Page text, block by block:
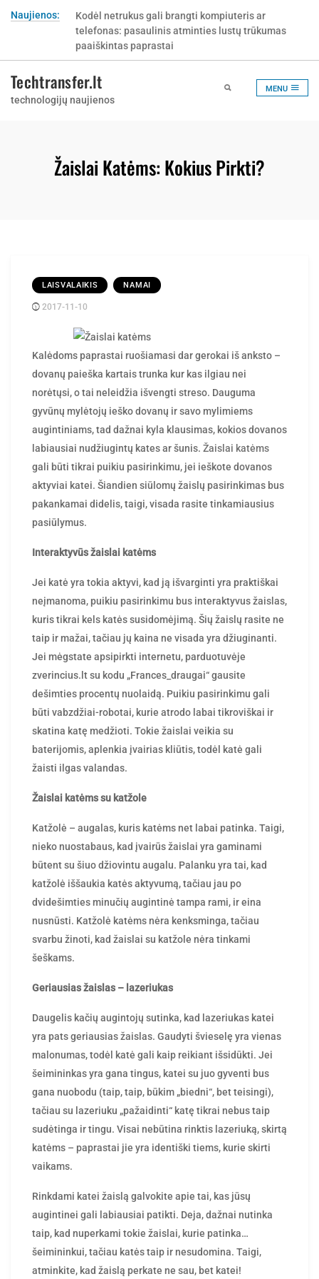
Naujienos:
Kodėl netrukus gali brangti kompiuteris ar
telefonas: pasaulinis atminties lustų trūkumas
paaiškintas paprastai
Techtransfer.lt
technologijų naujienos
MENU
Žaislai Katėms: Kokius Pirkti?
LAISVALAIKIS NAMAI
2017-11-10
by
Kalėdoms paprastai ruošiamasi dar gerokai iš anksto –
dovanų paieška kartais trunka kur kas ilgiau nei
norėtųsi, o tai neleidžia išvengti streso. Dauguma
gyvūnų mylėtojų ieško dovanų ir savo mylimiems
augintiniams, tad dažnai kyla klausimas, kokios dovanos
labiausiai nudžiugintų kates ar šunis. Žaislai katėms
gali būti tikrai puikiu pasirinkimu, jei ieškote dovanos
aktyviai katei. Šiandien siūlomų žaislų pasirinkimas bus
pakankamai didelis, taigi, visada rasite tinkamiausius
pasiūlymus.
Interaktyvūs žaislai katėms
Jei katė yra tokia aktyvi, kad ją išvarginti yra praktiškai
neįmanoma, puikiu pasirinkimu bus interaktyvus žaislas,
kuris tikrai kels katės susidomėjimą. Šių žaislų rasite ne
taip ir mažai, tačiau jų kaina ne visada yra džiuginanti.
Jei mėgstate apsipirkti internetu, parduotuvėje
zverincius.lt su kodu „Frances_draugai“ gausite
dešimties procentų nuolaidą. Puikiu pasirinkimu gali
būti vabzdžiai-robotai, kurie atrodo labai tikroviškai ir
skatina katę medžioti. Tokie žaislai veikia su
baterijomis, aplenkia įvairias kliūtis, todėl katė gali
žaisti ilgas valandas.
Žaislai katėms su katžole
Katžolė – augalas, kuris katėms net labai patinka. Taigi,
nieko nuostabaus, kad įvairūs žaislai yra gaminami
būtent su šiuo džiovintu augalu. Palanku yra tai, kad
katžolė iššaukia katės aktyvumą, tačiau jau po
dvidešimties minučių augintinė tampa rami, ir eina
nusnūsti. Katžolė katėms nėra kenksminga, tačiau
svarbu žinoti, kad žaislai su katžole nėra tinkami
šeškams.
Geriausias žaislas – lazeriukas
Daugelis kačių augintojų sutinka, kad lazeriukas katei
yra pats geriausias žaislas. Gaudyti švieselę yra vienas
malonumas, todėl katė gali kaip reikiant išsidūkti. Jei
šeimininkas yra gana tingus, katei su juo gyventi bus
gana nuobodu (taip, taip, būkim „biedni“, bet teisingi),
tačiau su lazeriuku „pažaidinti“ katę tikrai nebus taip
sudėtinga ir tingu. Visai nebūtina rinktis lazeriuką, skirtą
katėms – paprastai jie yra identiški tiems, kurie skirti
vaikams.
Rinkdami katei žaislą galvokite apie tai, kas jūsų
augintinei gali labiausiai patikti. Deja, dažnai nutinka
taip, kad nuperkami tokie žaislai, kurie patinka…
šeimininkui, tačiau katės taip ir nesudomina. Taigi,
atminkite, kad žaislą perkate ne sau, bet katei!